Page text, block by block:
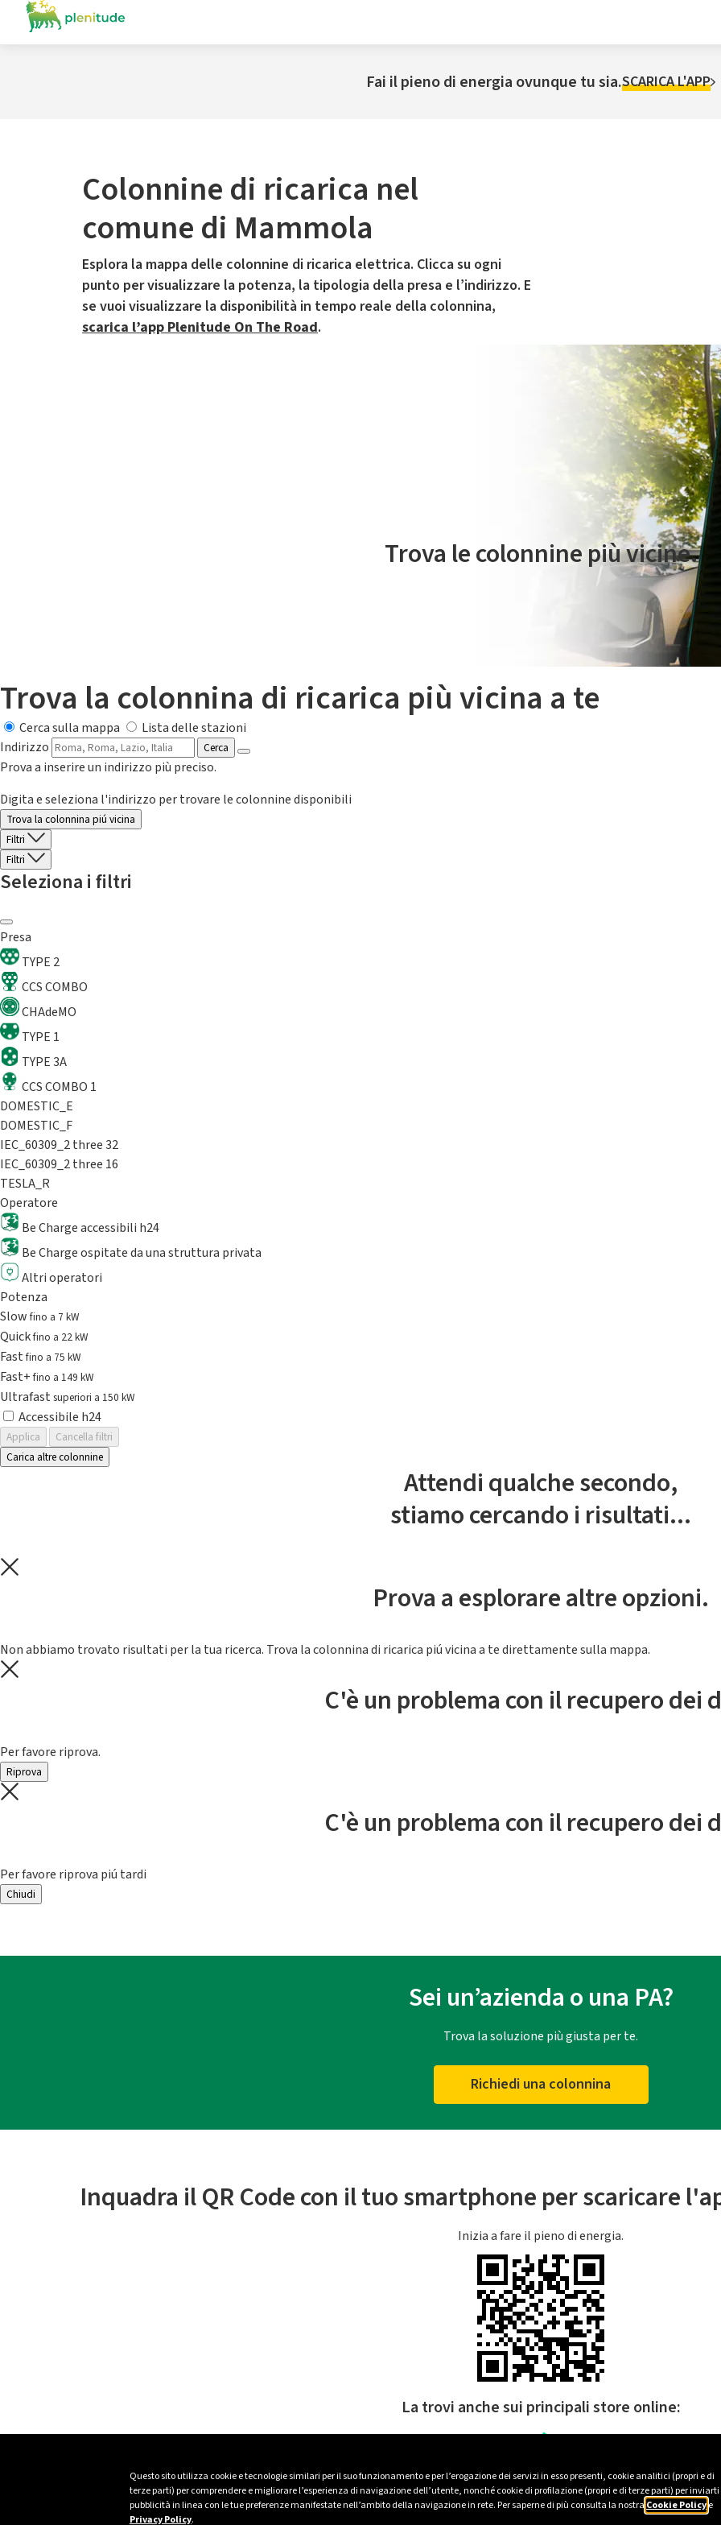
Questo sito utilizza cookie e tecnologie similari per il suo funzionamento e per l’erogazione dei servizi in esso presenti, cookie analitici (propri e di
terze parti) per comprendere e migliorare l’esperienza di navigazione dell’utente, nonché cookie di profilazione (propri e di terze parti) per inviarti
pubblicità in linea con le tue preferenze manifestate nell’ambito della navigazione in rete. Per saperne di più consulta la nostra Cookie Policye
Privacy Policy.
Fai il pieno di energia ovunque tu sia.SCARICA L'APP
Colonnine di ricarica nel
comune di Mammola
Esplora la mappa delle colonnine di ricarica elettrica. Clicca su ogni
punto per visualizzare la potenza, la tipologia della presa e l’indirizzo. E
se vuoi visualizzare la disponibilità in tempo reale della colonnina,
scarica l’app Plenitude On The Road.
Il servizio di mobilità elettrica è gestito da Plenitude On The Road
Trova le colonnine più vicine.
Trova la colonnina di ricarica più vicina a te
Cerca sulla mappa
Lista delle stazioni
Indirizzo
Cerca
Prova a inserire un indirizzo più preciso.
Digita e seleziona l'indirizzo per trovare le colonnine disponibili
Trova la colonnina piú vicina
Filtri
Filtri
Seleziona i filtri
Presa
TYPE 2
CCS COMBO
CHAdeMO
TYPE 1
TYPE 3A
CCS COMBO 1
DOMESTIC_E
DOMESTIC_F
IEC_60309_2 three 32
IEC_60309_2 three 16
TESLA_R
Operatore
Be Charge accessibili h24
Be Charge ospitate da una struttura privata
Altri operatori
Potenza
Slowfino a 7 kW
Quickfino a 22 kW
Fastfino a 75 kW
Fast+fino a 149 kW
Ultrafast superiori a 150 kW
Accessibile h24
Applica
Cancella filtri
Carica altre colonnine
Attendi qualche secondo,
stiamo cercando i risultati...
Prova a esplorare altre opzioni.
Non abbiamo trovato risultati per la tua ricerca. Trova la colonnina di ricarica piú vicina a te direttamente sulla mappa.
C'è un problema con il recupero dei
Per favore riprova.
Riprova
C'è un problema con il recupero dei
Per favore riprova piú tardi
Chiudi
Sei un’azienda o una PA?
Trova la soluzione più giusta per te.
Richiedi una colonnina
Inquadra il QR Code con il tuo smartphone per scaricare
Inizia a fare il pieno di energia.
La trovi anche sui principali store online: